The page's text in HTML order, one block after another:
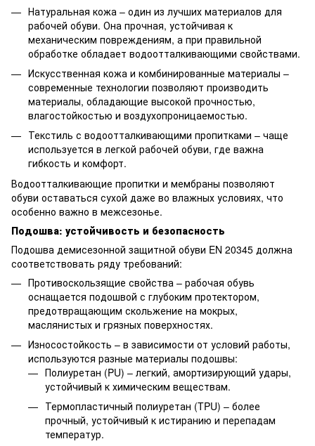
Натуральная кожа – один из лучших материалов для
рабочей обуви. Она прочная, устойчивая к
механическим повреждениям, а при правильной
обработке обладает водоотталкивающими свойствами.
Искусственная кожа и комбинированные материалы –
современные технологии позволяют производить
материалы, обладающие высокой прочностью,
влагостойкостью и воздухопроницаемостью.
Текстиль с водоотталкивающими пропитками – чаще
используется в легкой рабочей обуви, где важна
гибкость и комфорт.
Водоотталкивающие пропитки и мембраны позволяют
обуви оставаться сухой даже во влажных условиях, что
особенно важно в межсезонье.
Подошва: устойчивость и безопасность
Подошва демисезонной защитной обуви EN 20345 должна
соответствовать ряду требований:
Противоскользящие свойства – рабочая обувь
оснащается подошвой с глубоким протектором,
предотвращающим скольжение на мокрых,
маслянистых и грязных поверхностях.
Износостойкость – в зависимости от условий работы,
используются разные материалы подошвы:
Полиуретан (PU) – легкий, амортизирующий удары,
устойчивый к химическим веществам.
Термопластичный полиуретан (TPU) – более
прочный, устойчивый к истиранию и перепадам
температур.